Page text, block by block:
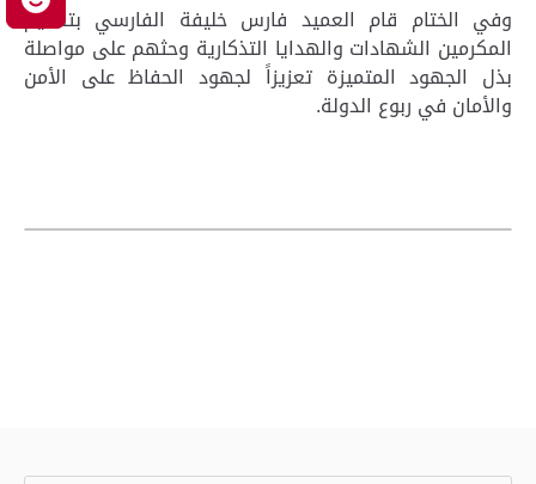
وفي الختام قام العميد فارس خليفة الفارسي بتسليم
المكرمين الشهادات والهدايا التذكارية وحثهم على مواصلة
بذل الجهود المتميزة تعزيزاً لجهود الحفاظ على الأمن
والأمان في ربوع الدولة.